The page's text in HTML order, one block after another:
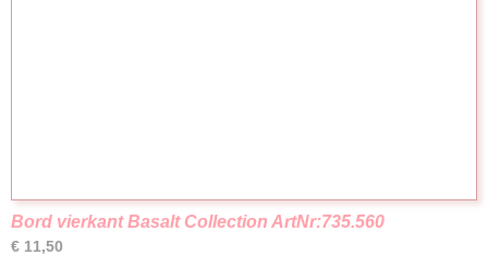
Bord vierkant Basalt Collection ArtNr:735.560
€ 11,50